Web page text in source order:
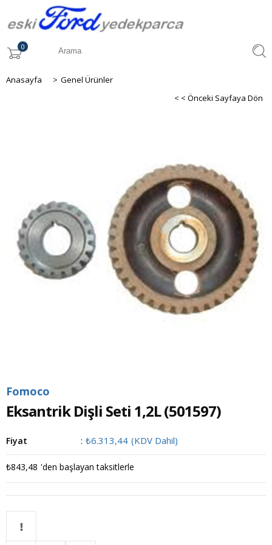
0
Anasayfa > Genel Ürünler
< < Önceki Sayfaya Dön
Fomoco
Eksantrik Dişli Seti 1,2L(501597)
Fiyat : ₺6.313,44 (KDV Dahil)
₺843,48 'den başlayan taksitlerle